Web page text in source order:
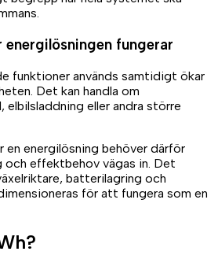
fungerar
funktioner används samtidigt ökar
Det kan handla om
elbilsladdning eller andra större
en energilösning behöver därför
och effektbehov vägas in. Det
batterilagring och
för att fungera som en